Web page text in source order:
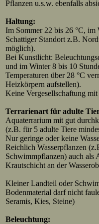
Pflanzen u.s.w. ebenfalls
Haltung:
Im Sommer 22 bis 26 °C, im
Schattiger Standort z.B.
möglich).
Bei Kunstlicht:
und im Winter 8 bis 10
Temperaturen über 28 °C
Heizkörpern aufstellen).
Keine Vergesellschaftung
Terrarienart für adulte
Aquaterrarium mit gut
(z.B. für 5 adulte Tiere
Nur geringe oder keine
Reichlich Wasserpflanzen
Schwimmpflanzen) auch als
Krautschicht an der
Kleiner Landteil oder
Bodenmaterial darf nicht
Seramis, Kies, Steine)
Beleuchtung: